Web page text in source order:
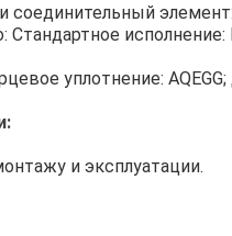
соединительный
Стандартное
уплотнение:
и эксплуатации.